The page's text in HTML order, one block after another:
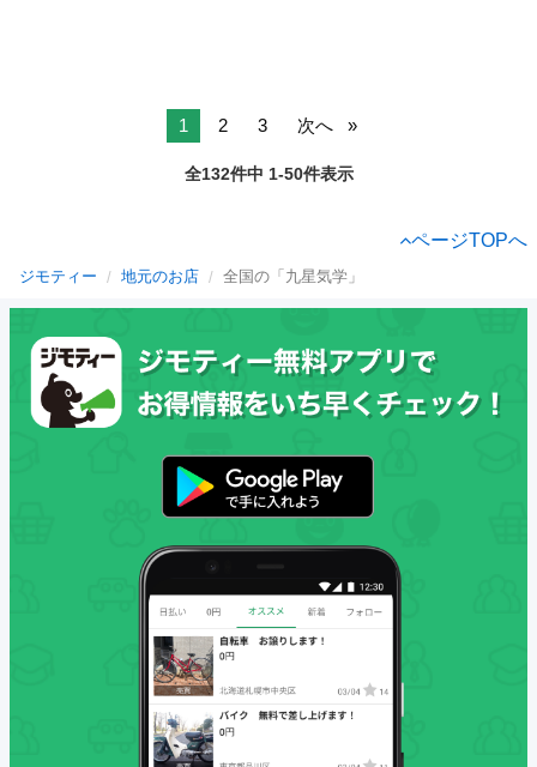
1 2 3 次へ
全132件中 1-50件表示
ページTOPへ
ジモティー 地元のお店 全国の「九星気学」